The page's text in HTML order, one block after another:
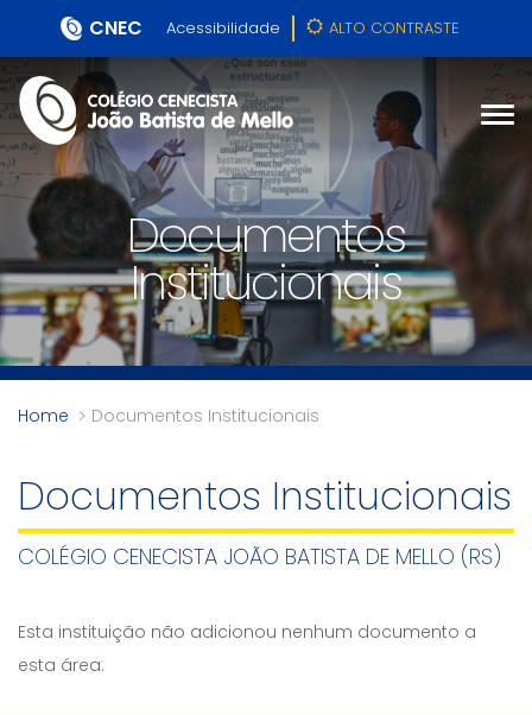
CNEC Acessibilidade ALTO CONTRASTE
Documentos
Institucionais
Home Documentos Institucionais
Documentos Institucionais
COLÉGIO CENECISTA JOÃO BATISTA DE MELLO (RS)
Esta instituição não adicionou nenhum documento a
esta área.